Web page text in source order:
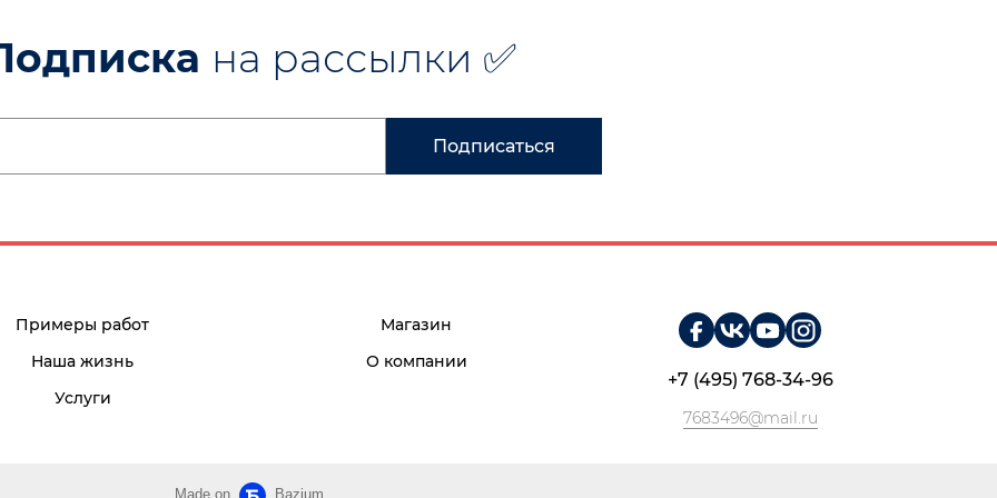
на рассылки ✅
Подписаться
Примеры работ
Наша жизнь
Услуги
Магазин
О компании
+7 (495) 768-34-96
7683496@mail.ru
Made on Bazium